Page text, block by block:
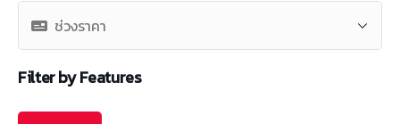
Filter by Features